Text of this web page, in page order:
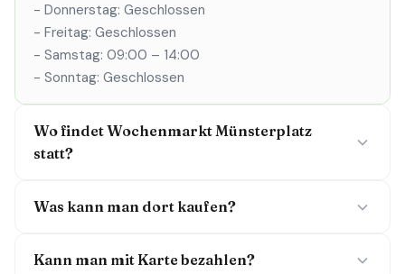
- Donnerstag: Geschlossen
- Freitag: Geschlossen
- Samstag: 09:00 – 14:00
- Sonntag: Geschlossen
Wo findet Wochenmarkt Münsterplatz
statt?
Was kann man dort kaufen?
Kann man mit Karte bezahlen?